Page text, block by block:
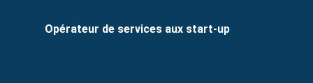
Opérateur de services aux start-up